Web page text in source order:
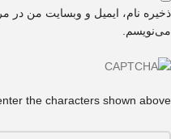
ذخیره نام، ایمیل و وبسایت من در
می‌نویسم.
the characters shown above.